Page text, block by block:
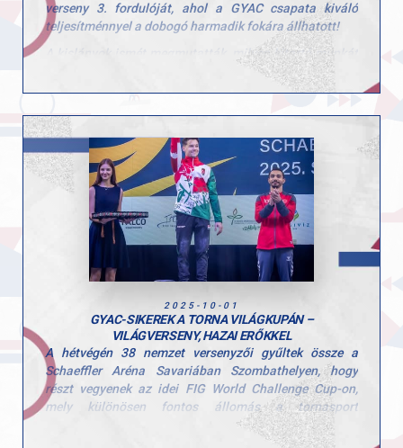
verseny 3. fordulóját, ahol a GYAC csapata kiváló
teljesítménnyel a dobogó harmadik fokára állhatott!
A kislányok ismét megmutatták, milyen kitartó munkát
végeznek hétről hétre, és hogy a csapategység valódi
A csapat tagjai: Tátrai Karolina, Scheller Júlia Anna,
Stoiber Dalma, Hunorfi Heléna és Zoller-Delbó Zorka.
Versenyen kívül Herenkovics Rozália is bemutatta
tudását.
Edzőiknek, Szűcs Szonjának és Kardos Botondnak
pedig jár a gratuláció a felkészítésért és a lelkes
támogatásért!
A következő megmérettetés november 8-án vár a
lányokra, ahol az összesített eredmények alapján
szurkolunk nektek!
2025-10-01
GYAC-SIKEREK A TORNA VILÁGKUPÁN –
VILÁGVERSENY, HAZAI ERŐKKEL
A hétvégén 38 nemzet versenyzői gyűltek össze a
Schaeffler Aréna Savariában Szombathelyen, hogy
részt vegyenek az idei FIG World Challenge Cup-on,
mely különösen fontos állomás a tornasport
nemzetközi naptárában — mindössze három héttel a